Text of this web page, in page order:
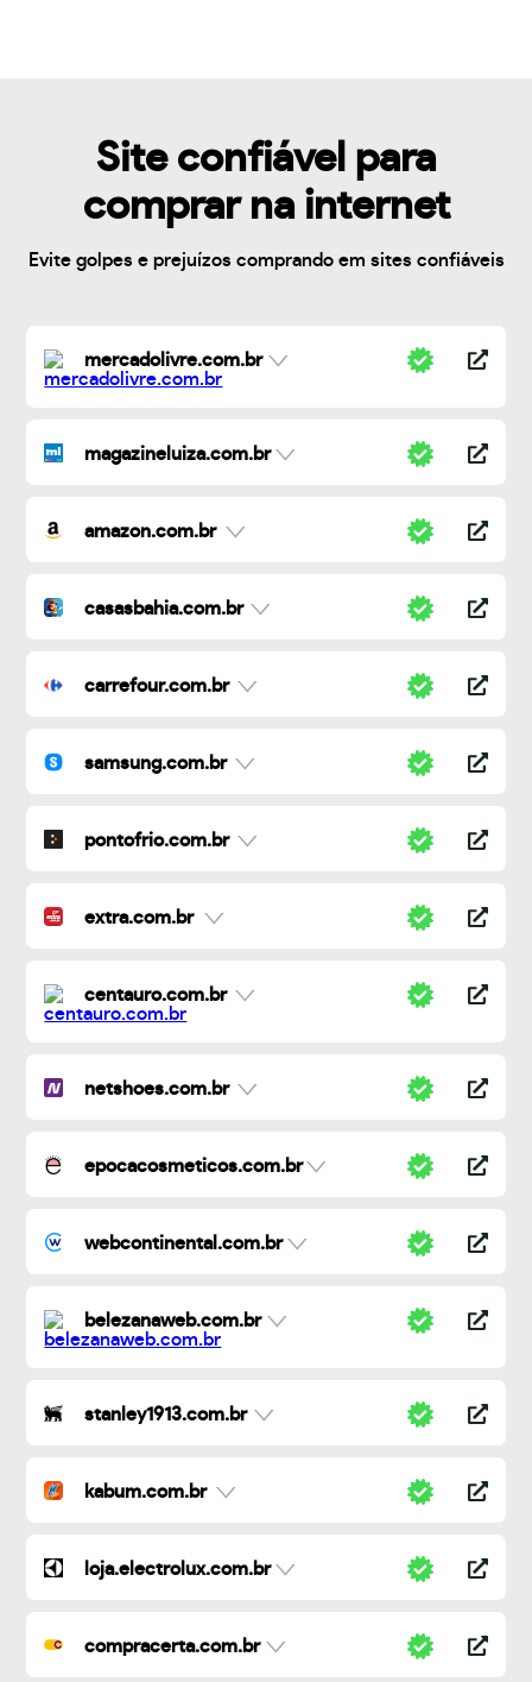
Site confiável para
comprar na internet
Evite golpes e prejuízos comprando em sites confiáveis
mercadolivre.com.br
magazineluiza.com.br
amazon.com.br
casasbahia.com.br
carrefour.com.br
samsung.com.br
pontofrio.com.br
extra.com.br
centauro.com.br
netshoes.com.br
epocacosmeticos.com.br
webcontinental.com.br
belezanaweb.com.br
stanley1913.com.br
kabum.com.br
loja.electrolux.com.br
compracerta.com.br